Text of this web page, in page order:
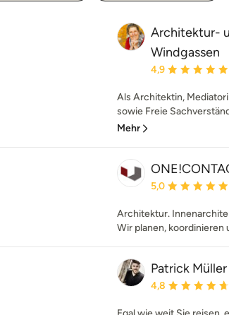
Architektur-
Windgassen
4,9
Als Architektin,
sowie Freie
Mehr
5,0
Architektur.
Wir planen, koordinieren
Patrick
4,8